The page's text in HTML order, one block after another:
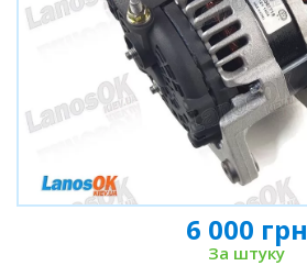
6 000 грн
За штуку